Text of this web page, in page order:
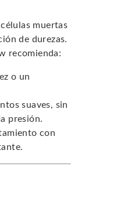
muertas
de durezas.
recomienda:
o un
suaves, sin
presión.
con